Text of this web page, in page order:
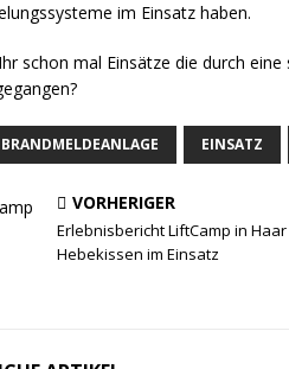
im Einsatz haben.
schon mal Einsätze die durch
BRANDMELDEANLAGE EINSATZ
VORHERIGER
Erlebnisbericht LiftCamp in Haar
Hebekissen im Einsatz